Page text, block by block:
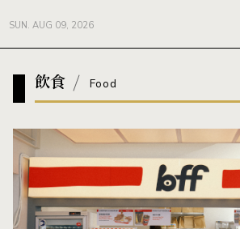
SUN. AUG 09, 2026
飲食 Food